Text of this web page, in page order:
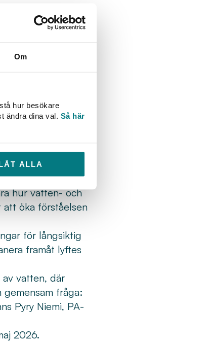
Om
hur besökare
ändra dina val. Så här
ALLA
som
paralleller till
en del av
krävs tidig
och
hur vatten- och
att öka förståelsen
för långsiktig
framåt lyftes
vatten, där
gemensam fråga:
Pyry Niemi, PA-
2026.